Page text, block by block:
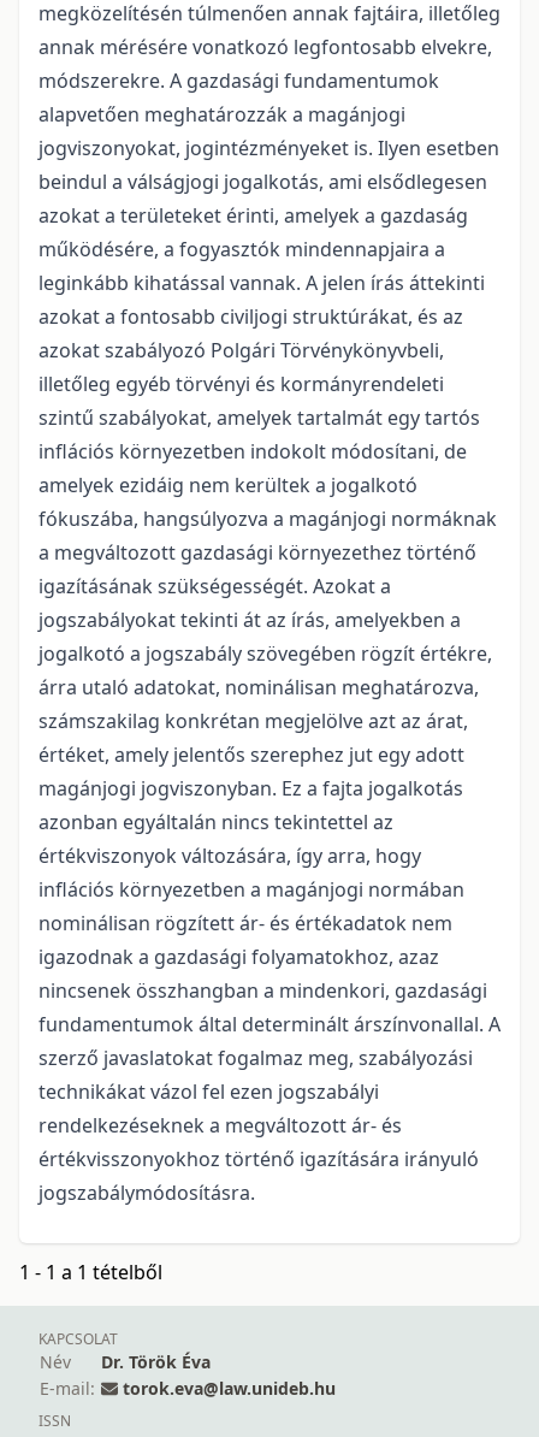
megközelítésén túlmenően annak fajtáira, illetőleg
annak mérésére vonatkozó legfontosabb elvekre,
módszerekre. A gazdasági fundamentumok
alapvetően meghatározzák a magánjogi
jogviszonyokat, jogintézményeket is. Ilyen esetben
beindul a válságjogi jogalkotás, ami elsődlegesen
azokat a területeket érinti, amelyek a gazdaság
működésére, a fogyasztók mindennapjaira a
leginkább kihatással vannak. A jelen írás áttekinti
azokat a fontosabb civiljogi struktúrákat, és az
azokat szabályozó Polgári Törvénykönyvbeli,
illetőleg egyéb törvényi és kormányrendeleti
szintű szabályokat, amelyek tartalmát egy tartós
inflációs környezetben indokolt módosítani, de
amelyek ezidáig nem kerültek a jogalkotó
fókuszába, hangsúlyozva a magánjogi normáknak
a megváltozott gazdasági környezethez történő
igazításának szükségességét. Azokat a
jogszabályokat tekinti át az írás, amelyekben a
jogalkotó a jogszabály szövegében rögzít értékre,
árra utaló adatokat, nominálisan meghatározva,
számszakilag konkrétan megjelölve azt az árat,
értéket, amely jelentős szerephez jut egy adott
magánjogi jogviszonyban. Ez a fajta jogalkotás
azonban egyáltalán nincs tekintettel az
értékviszonyok változására, így arra, hogy
inflációs környezetben a magánjogi normában
nominálisan rögzített ár- és értékadatok nem
igazodnak a gazdasági folyamatokhoz, azaz
nincsenek összhangban a mindenkori, gazdasági
fundamentumok által determinált árszínvonallal. A
szerző javaslatokat fogalmaz meg, szabályozási
technikákat vázol fel ezen jogszabályi
rendelkezéseknek a megváltozott ár- és
értékvisszonyokhoz történő igazítására irányuló
jogszabálymódosításra.
1 - 1 a 1 tételből
KAPCSOLAT
Név
Dr. Török Éva
E-mail:
torok.eva@law.unideb.hu
ISSN